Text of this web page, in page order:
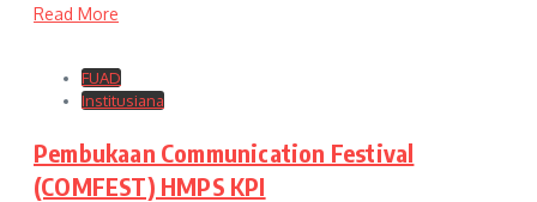
Read More
FUAD
Institusiana
Pembukaan Communication Festival
(COMFEST) HMPS KPI